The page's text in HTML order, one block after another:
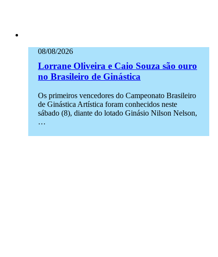
08/08/2026
Lorrane Oliveira e Caio Souza são ouro
no Brasileiro de Ginástica
Os primeiros vencedores do Campeonato Brasileiro
de Ginástica Artística foram conhecidos neste
sábado (8), diante do lotado Ginásio Nilson Nelson,
…